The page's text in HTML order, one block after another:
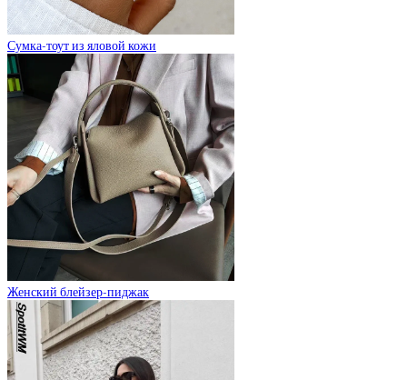
Сумка-тоут из яловой кожи
Женский блейзер-пиджак